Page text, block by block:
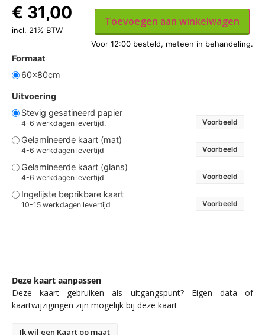
Formaat
60x80cm
Uitvoering
Stevig gesatineerd papier
4-6 werkdagen levertijd. Voorbeeld
Gelamineerde kaart (mat)
4-6 werkdagen levertijd Voorbeeld
Gelamineerde kaart (glans)
4-6 werkdagen levertijd Voorbeeld
Ingelijste beprikbare kaart
10-15 werkdagen levertijd Voorbeeld
€ 31,00
incl. 21% BTW
Toevoegen aan winkelwagen
Deze kaart aanpassen
Deze kaart gebruiken als uitgangspunt? Eigen data of
kaartwijzigingen zijn mogelijk bij deze kaart
Ik wil een Kaart op maat